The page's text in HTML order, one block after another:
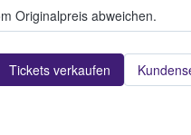
Originalpreis abweichen.
Tickets verkaufen